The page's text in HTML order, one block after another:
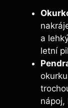
a
letní
nápoj,